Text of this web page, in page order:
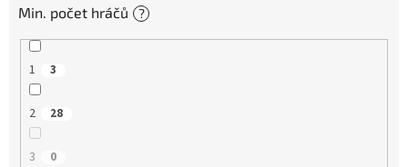
Min. počet hráčů ?
1 3
2 28
3 0